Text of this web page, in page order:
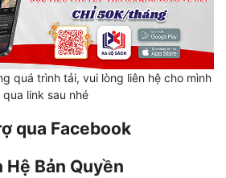
quá trình tải, vui lòng liên hệ cho mình
qua link sau nhé
qua Facebook
Hệ Bản Quyền